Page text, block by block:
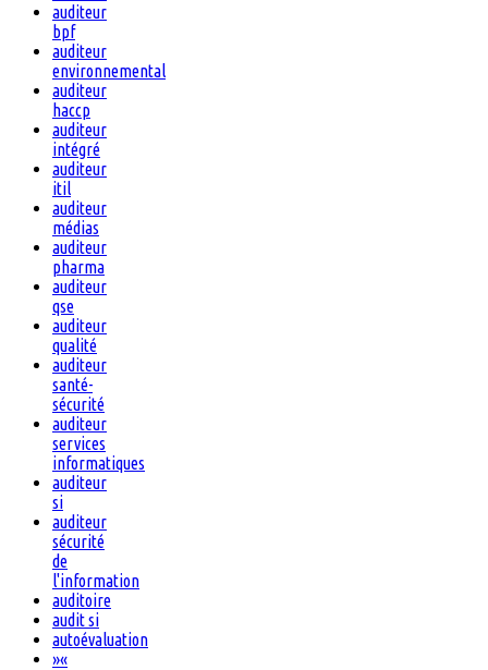
auditeur
bpf
auditeur
environnemental
auditeur
haccp
auditeur
intégré
auditeur
itil
auditeur
médias
auditeur
pharma
auditeur
qse
auditeur
qualité
auditeur
santé-
sécurité
auditeur
services
informatiques
auditeur
si
auditeur
sécurité
de
l'information
auditoire
audit si
autoévaluation
»«